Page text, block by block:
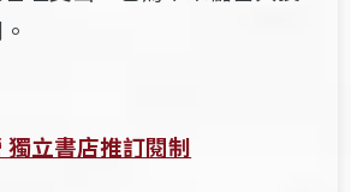
立書店推訂閱制